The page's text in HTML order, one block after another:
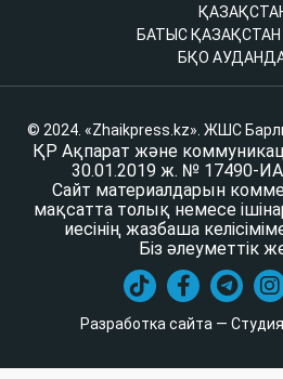
БАТЫС
БҚО
© 2024. «Zhaikpress.kz». ЖШС
ҚР Ақпарат және
30.01.2019 ж. № 17490-ИА
Сайт материалдарын
мақсатта толық немесе
иесінің жазбаша
Біз әлеуметтік
Разработка сайта —